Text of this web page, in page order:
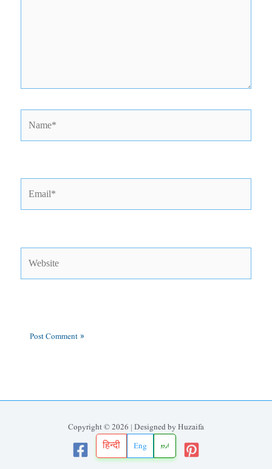
हिन्दी Eng اردو
Copyright © 2026 | Designed by Huzaifa